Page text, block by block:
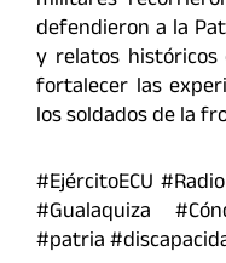
defendieron a la
y relatos
fortalecer las
los soldados de la
#EjércitoECU
#Gualaquiza
#patria